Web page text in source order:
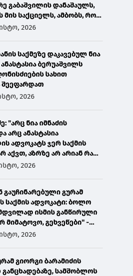
გაბაშვილის დანაშაულს,
საქციელს, ამბობს, რომ
ვერ მოიქცეოდა
2026
საქმეზე დაკავებულ ნია
ბერუაშვილს
სახით
შეეფარდათ
2026
"არც ნია იმნაძის
არც ანასტასია
ადვოკატს ჯერ საქმის
აქვთ, აზრზე არ არიან რა
2026
გაუჩინარებული გურამ
საქმის ადვოკატი: ბოლო
ისმის განწირული
მიმატოვო, გეხვეწები" -
ვაპირებდით
2026
გიორგი ბარამიძის
სამშობლოს